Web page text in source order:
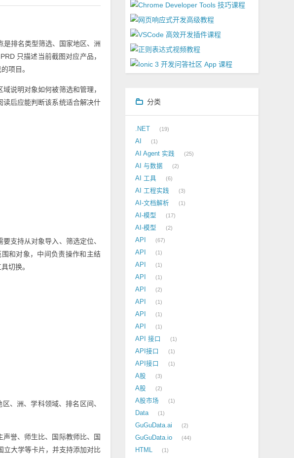
排名类型筛选、国家地区、洲
只描述当前截图对应产品，
项目。
说明对象如何被筛选和管理，
后应能判断该系统适合解决什
支持从对象导入、筛选定位、
和对象，中间负责操作和主结
切换。
、洲、学科领域、排名区间、
誉、师生比、国际教师比、国
立大学等卡片，并支持添加对比
分类
.NET 19
AI 1
AI Agent 实践 25
AI 与数据 2
AI 工具 6
AI 工程实践 3
AI-文档解析 1
AI-模型 17
AI-模型 2
API 67
API 1
API 1
API 1
API 2
API 1
API 1
API 1
API 接口 1
API接口 1
API接口 1
A股 3
A股 2
A股市场 1
Data 1
GuGuData.ai 2
GuGuData.io 44
HTML 1